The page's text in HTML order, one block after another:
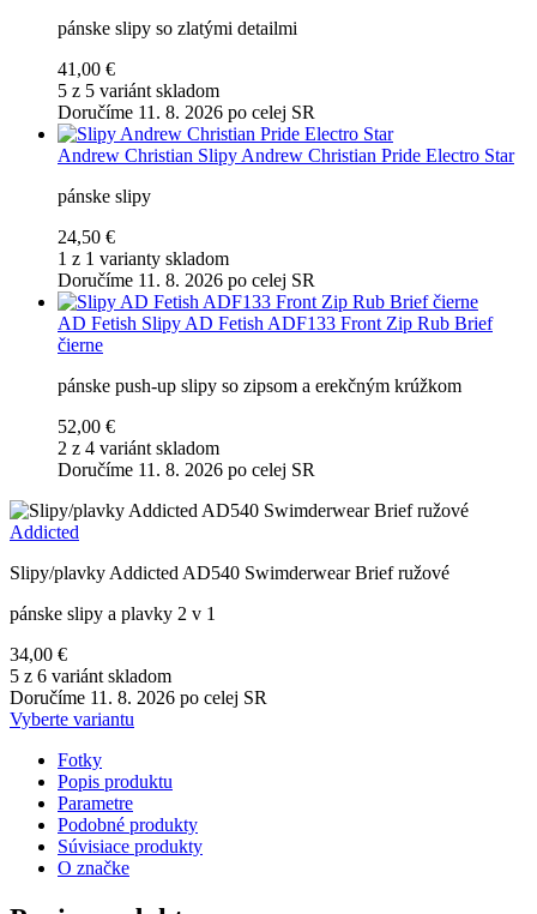
pánske slipy so zlatými detailmi
41,00 €
5 z 5 variánt skladom
Doručíme 11. 8. 2026 po celej SR
Andrew Christian Slipy Andrew Christian Pride Electro Star
pánske slipy
24,50 €
1 z 1 varianty skladom
Doručíme 11. 8. 2026 po celej SR
AD Fetish Slipy AD Fetish ADF133 Front Zip Rub Brief
čierne
pánske push-up slipy so zipsom a erekčným krúžkom
52,00 €
2 z 4 variánt skladom
Doručíme 11. 8. 2026 po celej SR
Addicted
Slipy/plavky Addicted AD540 Swimderwear Brief ružové
pánske slipy a plavky 2 v 1
34,00 €
5 z 6 variánt skladom
Doručíme 11. 8. 2026 po celej SR
Vyberte variantu
Fotky
Popis produktu
Parametre
Podobné produkty
Súvisiace produkty
O značke